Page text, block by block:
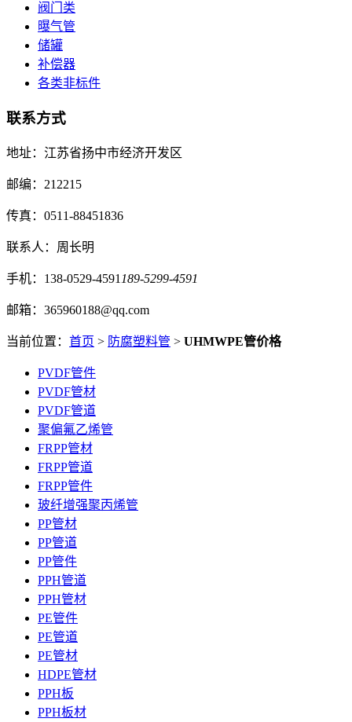
阀门类
曝气管
储罐
补偿器
各类非标件
联系方式
地址：江苏省扬中市经济开发区
邮编：212215
传真：0511-88451836
联系人：周长明
手机：138-0529-4591 189-5299-4591
邮箱：365960188@qq.com
当前位置： 首页 > 防腐塑料管 > UHMWPE管价格
PVDF管件
PVDF管材
PVDF管道
聚偏氟乙烯管
FRPP管材
FRPP管道
FRPP管件
玻纤增强聚丙烯管
PP管材
PP管道
PP管件
PPH管道
PPH管材
PE管件
PE管道
PE管材
HDPE管材
PPH板
PPH板材